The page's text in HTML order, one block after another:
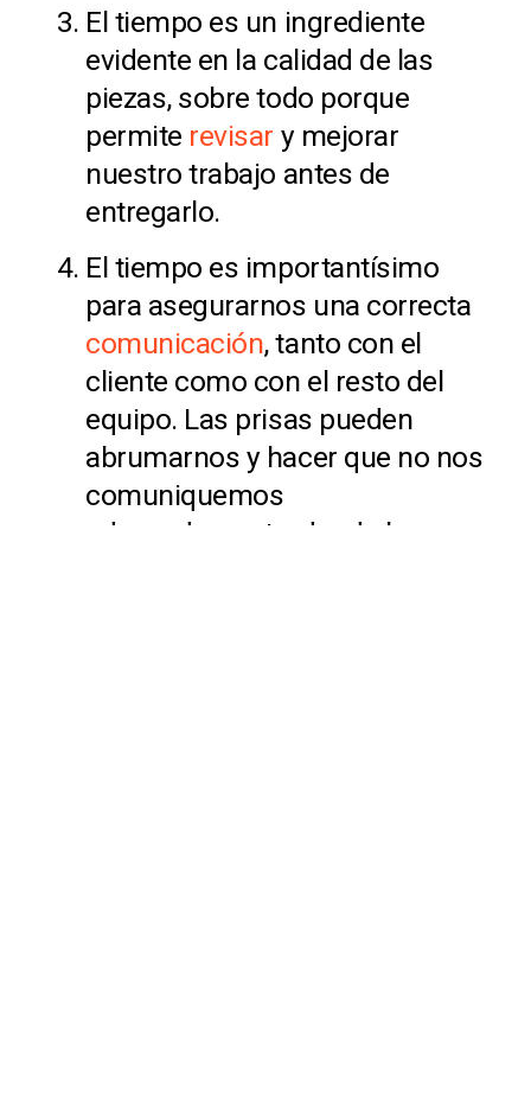
El tiempo es un ingrediente
evidente en la calidad de las
piezas, sobre todo porque
permite revisary mejorar
nuestro trabajo antes de
entregarlo.
El tiempo es importantísimo
para asegurarnos una correcta
comunicación, tanto con el
cliente como con el resto del
equipo. Las prisas pueden
abrumarnos y hacer que no nos
comuniquemos
adecuadamente, dando lugar a